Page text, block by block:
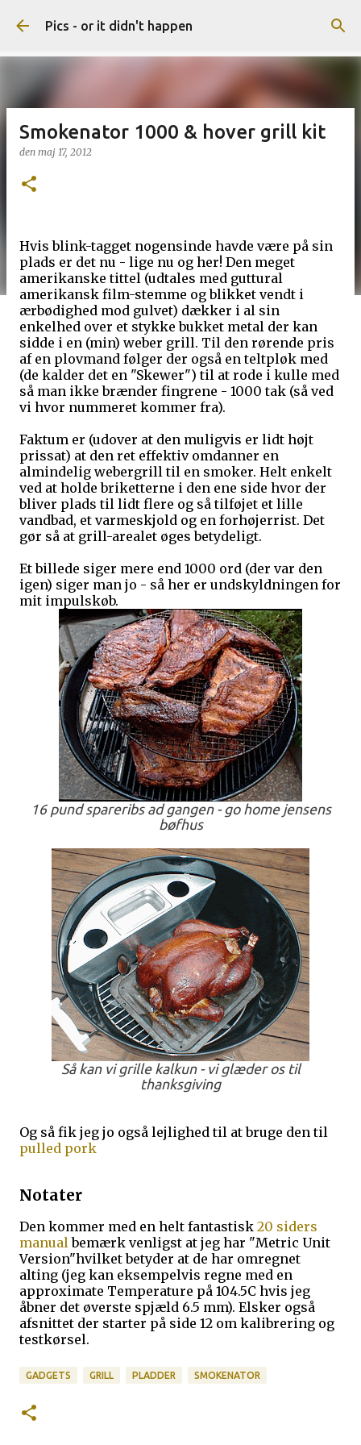
Gå videre til hovedindholdet
Pics - or it didn't happen
Smokenator 1000 & hover grill kit
den maj 17, 2012
Hvis blink-tagget nogensinde havde være på sin
plads er det nu - lige nu og her! Den meget
amerikanske tittel (udtales med guttural
amerikansk film-stemme og blikket vendt i
ærbødighed mod gulvet) dækker i al sin
enkelhed over et stykke bukket metal der kan
sidde i en (min) weber grill. Til den rørende pris
af en plovmand følger der også en teltpløk med
(de kalder det en "Skewer") til at rode i kulle med
så man ikke brænder fingrene - 1000 tak (så ved
vi hvor nummeret kommer fra).
Faktum er (udover at den muligvis er lidt højt
prissat) at den ret effektiv omdanner en
almindelig webergrill til en smoker. Helt enkelt
ved at holde briketterne i den ene side hvor der
bliver plads til lidt flere og så tilføjet et lille
vandbad, et varmeskjold og en forhøjerrist. Det
gør så at grill-arealet øges betydeligt.
Et billede siger mere end 1000 ord (der var den
igen) siger man jo - så her er undskyldningen for
mit impulskøb.
16 pund spareribs ad gangen - go home jensens
bøfhus
Så kan vi grille kalkun - vi glæder os til
thanksgiving
Og så fik jeg jo også lejlighed til at bruge den til
pulled pork
Notater
Den kommer med en helt fantastisk 20 siders
manualbemærk venligst at jeg har "Metric Unit
Version"hvilket betyder at de har omregnet
alting (jeg kan eksempelvis regne med en
approximate Temperature på 104.5C hvis jeg
åbner det øverste spjæld 6.5 mm). Elsker også
afsnittet der starter på side 12 om kalibrering og
testkørsel.
GADGETS GRILL PLADDER SMOKENATOR